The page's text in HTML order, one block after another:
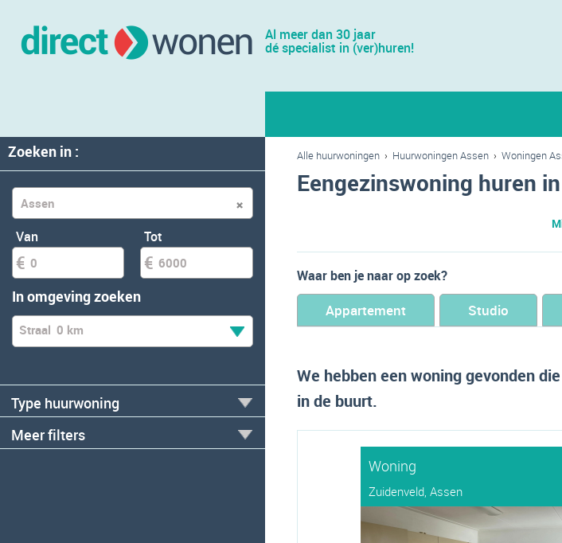
Al meer dan 30 jaar
dé specialist in (ver)huren!
Zoeken in :
Van Tot
In omgeving zoeken
Straal 0 km
Type huurwoning
Meer filters
Alle huurwoningen › Huurwoningen Assen › Woningen
Eengezinswoning huren
Waar ben je naar op zoek?
Appartement Studio
We hebben een woning gevonden
in de buurt.
Woning
Zuidenveld, Assen